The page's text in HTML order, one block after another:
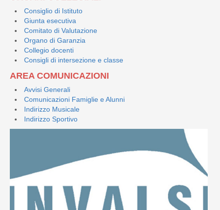
Consiglio di Istituto
Giunta esecutiva
Comitato di Valutazione
Organo di Garanzia
Collegio docenti
Consigli di intersezione e classe
AREA COMUNICAZIONI
Avvisi Generali
Comunicazioni Famiglie e Alunni
Indirizzo Musicale
Indirizzo Sportivo